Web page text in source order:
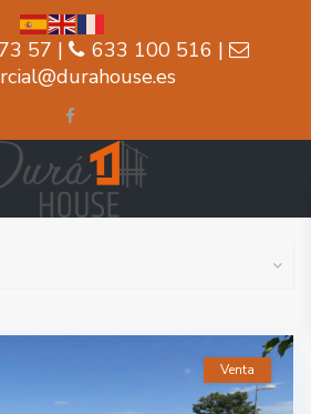
57 |
633 100 516 |
Venta